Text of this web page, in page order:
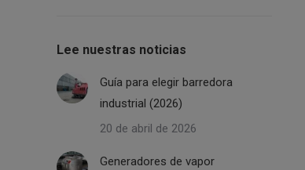
Lee nuestras noticias
Guía para elegir barredora
industrial (2026)
20 de abril de 2026
Generadores de vapor